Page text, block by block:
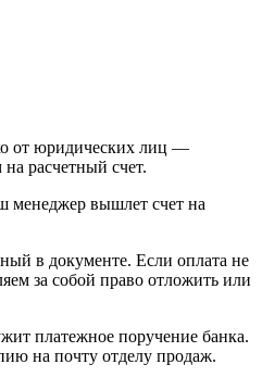
от юридических лиц —
расчетный счет.
менеджер вышлет счет на
в документе. Если оплата не
за собой право отложить или
платежное поручение банка.
на почту отделу продаж.